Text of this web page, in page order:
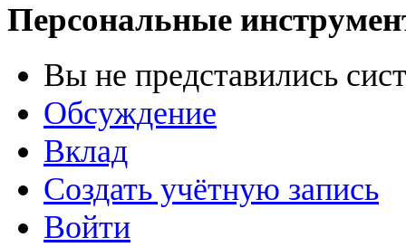
Персональные
Вы не представились
Обсуждение
Вклад
Создать учётную запись
Войти